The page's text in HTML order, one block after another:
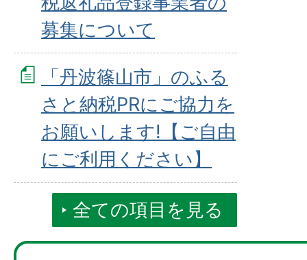
募集について
「丹波篠山市」のふる
さと納税PRにご協力を
お願いします!【ご自由
にご利用ください】
全ての項目を見る